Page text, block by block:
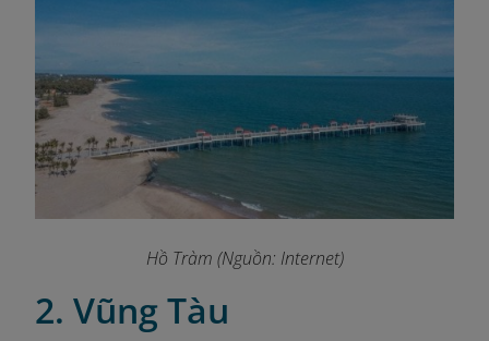
Hồ Tràm (Nguồn: Internet)
2. Vũng Tàu